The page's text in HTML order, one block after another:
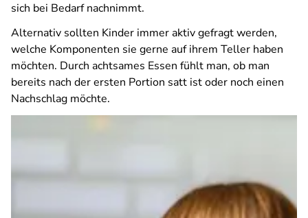
sich bei Bedarf nachnimmt.
Alternativ sollten Kinder immer aktiv gefragt werden,
welche Komponenten sie gerne auf ihrem Teller haben
möchten. Durch achtsames Essen fühlt man, ob man
bereits nach der ersten Portion satt ist oder noch einen
Nachschlag möchte.